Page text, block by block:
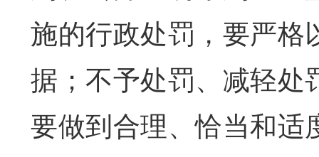
施的行政处罚，要严格
据；不予处罚、减轻处
要做到合理、恰当和适